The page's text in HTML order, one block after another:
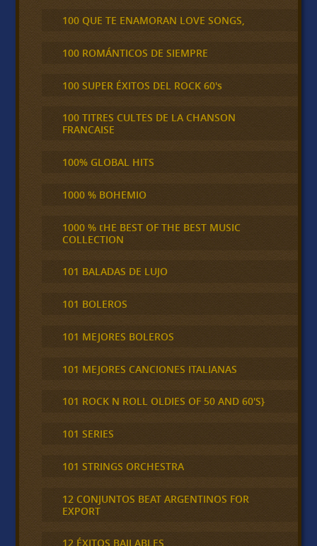
100 QUE TE ENAMORAN LOVE SONGS,
100 ROMÁNTICOS DE SIEMPRE
100 SUPER ÉXITOS DEL ROCK 60's
100 TITRES CULTES DE LA CHANSON
FRANCAISE
100% GLOBAL HITS
1000 % BOHEMIO
1000 % tHE BEST OF THE BEST MUSIC
COLLECTION
101 BALADAS DE LUJO
101 BOLEROS
101 MEJORES BOLEROS
101 MEJORES CANCIONES ITALIANAS
101 ROCK N ROLL OLDIES OF 50 AND 60'S}
101 SERIES
101 STRINGS ORCHESTRA
12 CONJUNTOS BEAT ARGENTINOS FOR
EXPORT
12 ÉXITOS BAILABLES